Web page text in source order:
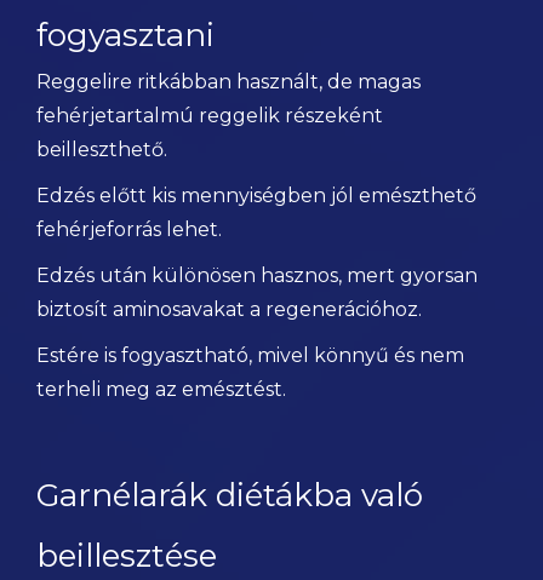
fogyasztani
Reggelire ritkábban használt, de magas
fehérjetartalmú reggelik részeként
beilleszthető.
Edzés előtt kis mennyiségben jól emészthető
fehérjeforrás lehet.
Edzés után különösen hasznos, mert gyorsan
biztosít aminosavakat a regenerációhoz.
Estére is fogyasztható, mivel könnyű és nem
terheli meg az emésztést.
Garnélarák diétákba való
beillesztése